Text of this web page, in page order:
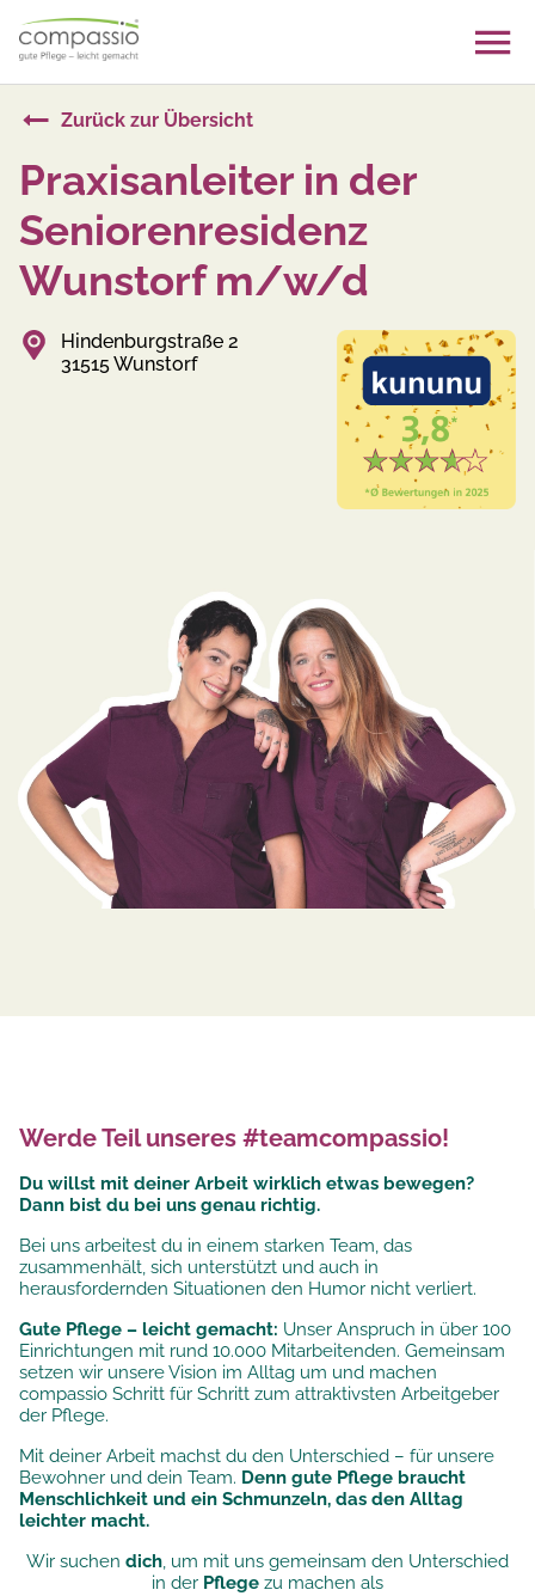
content
Zurück zur Übersicht
Praxisanleiter in der
Seniorenresidenz
Wunstorf m/w/d
Hindenburgstraße 2
31515 Wunstorf
Werde Teil unseres #teamcompassio!
Du willst mit deiner Arbeit wirklich etwas bewegen?
Dann bist du bei uns genau richtig.
Bei uns arbeitest du in einem starken Team, das
zusammenhält, sich unterstützt und auch in
herausfordernden Situationen den Humor nicht verliert.
Gute Pflege – leicht gemacht: Unser Anspruch in über 100
Einrichtungen mit rund 10.000 Mitarbeitenden. Gemeinsam
setzen wir unsereVision im Alltag um und machen
compassio Schritt für Schritt zum attraktivsten Arbeitgeber
der Pflege.
Mit deiner Arbeit machst du den Unterschied – für unsere
Bewohner und dein Team. Denn gute Pflege braucht
Menschlichkeit und ein Schmunzeln, das den Alltag
leichter macht.
Wir suchen dich, um mit uns gemeinsam den Unterschied
in der Pflege zu machen als